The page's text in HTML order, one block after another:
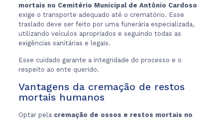
mortais no Cemitério Municipal de Antônio Cardoso
exige o transporte adequado até o crematório. Esse
traslado deve ser feito por uma funerária especializada,
utilizando veículos apropriados e seguindo todas as
exigências sanitárias e legais.
Esse cuidado garante a integridade do processo e o
respeito ao ente querido.
Vantagens da cremação de restos
mortais humanos
Optar pela cremação de ossos e restos mortais no